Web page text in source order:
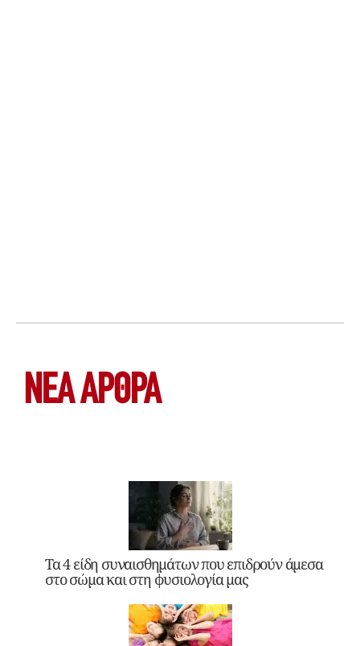
ΝΕΑ ΆΡΘΡΑ
Τα 4 είδη συναισθημάτων που επιδρούν άμεσα
στο σώμα και στη φυσιολογία μας